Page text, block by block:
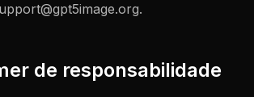
.
de responsabilidade